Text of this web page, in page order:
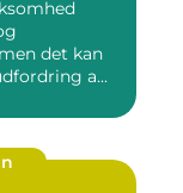
det kan
a...